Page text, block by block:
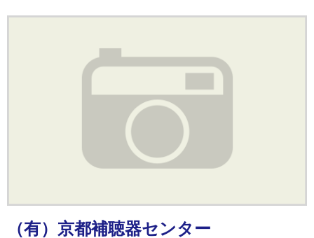
（有）京都補聴器センター